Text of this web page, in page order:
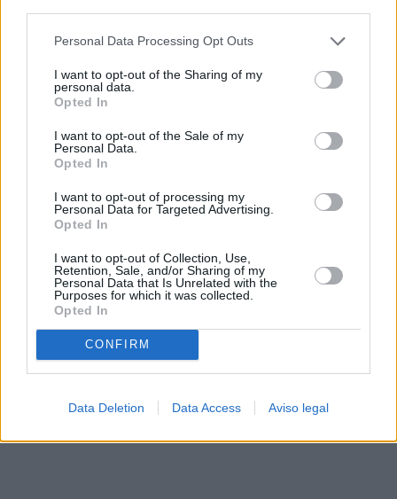
negar su consentimiento. Tenga en cuenta que algún
de su consentimiento, pero usted tiene el derecho de
rechazar tal procesamiento. Sus preferencias se aplicarán
cualquier momento entrando de nuevo en este sitio web o
visitando nuestra política de privacidad.
Personal Data Processing Opt Outs
I want to opt-out of the Sharing of my
personal data.
Opted In
I want to opt-out of the Sale of my
Personal Data.
Opted In
I want to opt-out of processing my
Personal Data for Targeted Advertising.
Opted In
I want to opt-out of Collection, Use,
Retention, Sale, and/or Sharing of my
Personal Data that Is Unrelated with the
Purposes for which it was collected.
Opted In
CONFIRM
Data Deletion Data Access Aviso legal